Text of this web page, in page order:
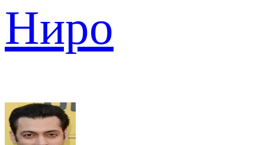
Ниро